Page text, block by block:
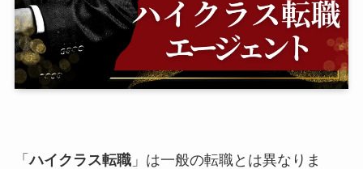
「ハイクラス転職」は一般の転職とは異なりま